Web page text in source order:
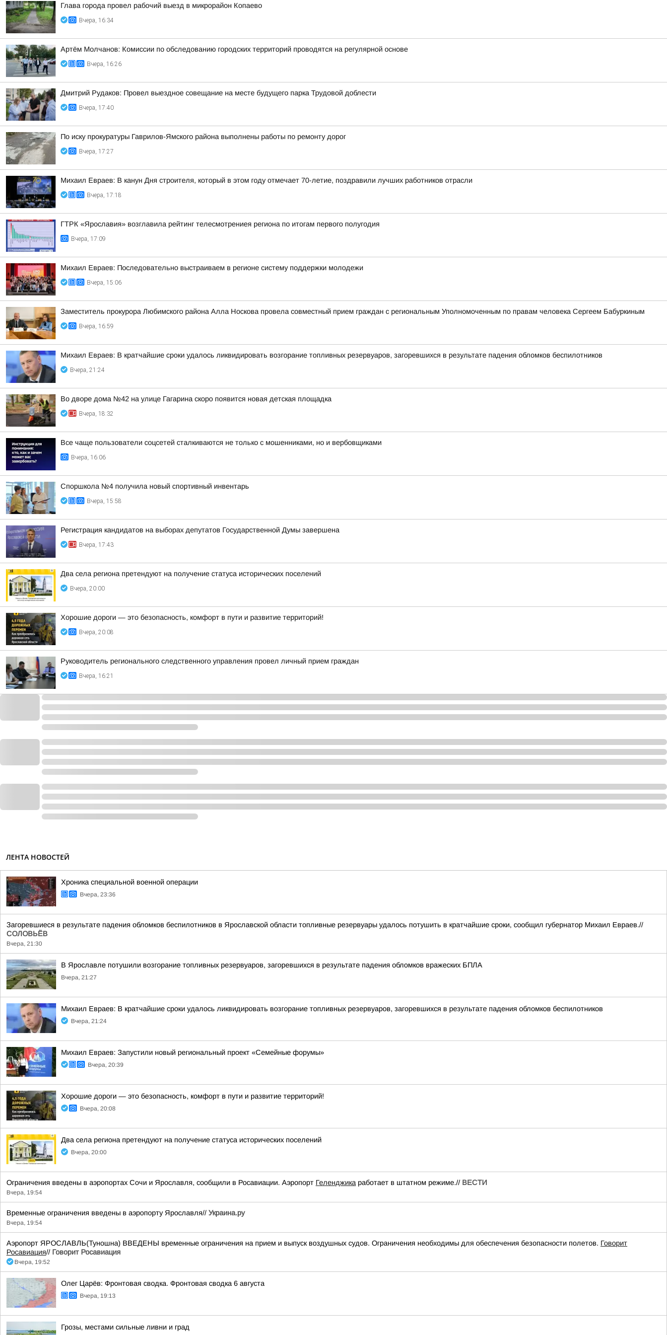
Глава города провел рабочий выезд в микрорайон Копаево
Вчера, 16:34
Артём Молчанов: Комиссии по обследованию городских территорий проводятся на регулярной основе
Вчера, 16:26
Дмитрий Рудаков: Провел выездное совещание на месте будущего парка Трудовой доблести
Вчера, 17:40
По иску прокуратуры Гаврилов-Ямского района выполнены работы по ремонту дорог
Вчера, 17:27
Михаил Евраев: В канун Дня строителя, который в этом году отмечает 70-летие, поздравили лучших работников отрасли
Вчера, 17:18
ГТРК «Ярославия» возглавила рейтинг телесмотрениея региона по итогам первого полугодия
Вчера, 17:09
Михаил Евраев: Последовательно выстраиваем в регионе систему поддержки молодежи
Вчера, 15:06
Заместитель прокурора Любимского района Алла Носкова провела совместный прием граждан с региональным Уполномоченным по правам человека Сергеем Бабуркиным
Вчера, 16:59
Михаил Евраев: В кратчайшие сроки удалось ликвидировать возгорание топливных резервуаров, загоревшихся в результате падения обломков беспилотников
Вчера, 21:24
Во дворе дома №42 на улице Гагарина скоро появится новая детская площадка
Вчера, 18:32
Все чаще пользователи соцсетей сталкиваются не только с мошенниками, но и вербовщиками
Вчера, 16:06
Споршкола №4 получила новый спортивный инвентарь
Вчера, 15:58
Регистрация кандидатов на выборах депутатов Государственной Думы завершена
Вчера, 17:43
Два села региона претендуют на получение статуса исторических поселений
Вчера, 20:00
Хорошие дороги — это безопасность, комфорт в пути и развитие территорий!
Вчера, 20:08
Руководитель регионального следственного управления провел личный прием граждан
Вчера, 16:21
ЛЕНТА НОВОСТЕЙ
Хроника специальной военной операции
Вчера, 23:36
Загоревшиеся в результате падения обломков беспилотников в Ярославской области топливные резервуары удалось потушить в кратчайшие сроки, сообщил губернатор Михаил Евраев.//
СОЛОВЬЁВ
Вчера, 21:30
В Ярославле потушили возгорание топливных резервуаров, загоревшихся в результате падения обломков вражеских БПЛА
Вчера, 21:27
Михаил Евраев: В кратчайшие сроки удалось ликвидировать возгорание топливных резервуаров, загоревшихся в результате падения обломков беспилотников
Вчера, 21:24
Михаил Евраев: Запустили новый региональный проект «Семейные форумы»
Вчера, 20:39
Хорошие дороги — это безопасность, комфорт в пути и развитие территорий!
Вчера, 20:08
Два села региона претендуют на получение статуса исторических поселений
Вчера, 20:00
Ограничения введены в аэропортах Сочи и Ярославля, сообщили в Росавиации. Аэропорт Геленджика работает в штатном режиме.// ВЕСТИ
Вчера, 19:54
Временные ограничения введены в аэропорту Ярославля// Украина.ру
Вчера, 19:54
Аэропорт ЯРОСЛАВЛЬ(Туношна) ВВЕДЕНЫ временные ограничения на прием и выпуск воздушных судов. Ограничения необходимы для обеспечения безопасности полетов. Говорит
Росавиация// Говорит Росавиация
Вчера, 19:52
Олег Царёв: Фронтовая сводка. Фронтовая сводка 6 августа
Вчера, 19:13
Грозы, местами сильные ливни и град